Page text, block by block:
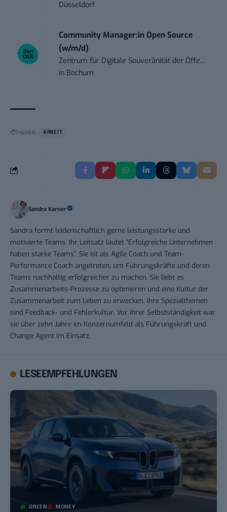
Düsseldorf
Community Manager:in Open Source
(w/m/d)
Zentrum für Digitale Souveränität der Öffe...
in Bochum
THEMEN: ARBEIT
Sandra Karner
Sandra formt leidenschaftlich gerne leistungsstarke und
motivierte Teams. Ihr Leitsatz lautet “Erfolgreiche Unternehmen
haben starke Teams”. Sie ist als Agile Coach und Team-
Performance Coach angetreten, um Führungskräfte und deren
Teams nachhaltig erfolgreicher zu machen. Sie liebt es
Zusammenarbeits-Prozesse zu optimieren und eine Kultur der
Zusammenarbeit zum Leben zu erwecken. Ihre Spezialthemen
sind Feedback- und Fehlerkultur. Vor ihrer Selbstständigkeit war
sie über zehn Jahre im Konzernumfeld als Führungskraft und
Change Agent im Einsatz.
LESEEMPFEHLUNGEN
GREEN MONEY